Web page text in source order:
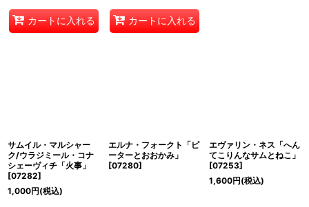
カートに入れる カートに入れる
サムイル・マルシャー
ク/ウラジミール・コナ
シェーヴィチ「火事」
[07282]
1,000円(税込)
エルナ・フォークト「ピ
ーターとおおかみ」
[07280]
エヴァリン・ネス「へん
てこりんなサムとねこ」
[07253]
1,600円(税込)